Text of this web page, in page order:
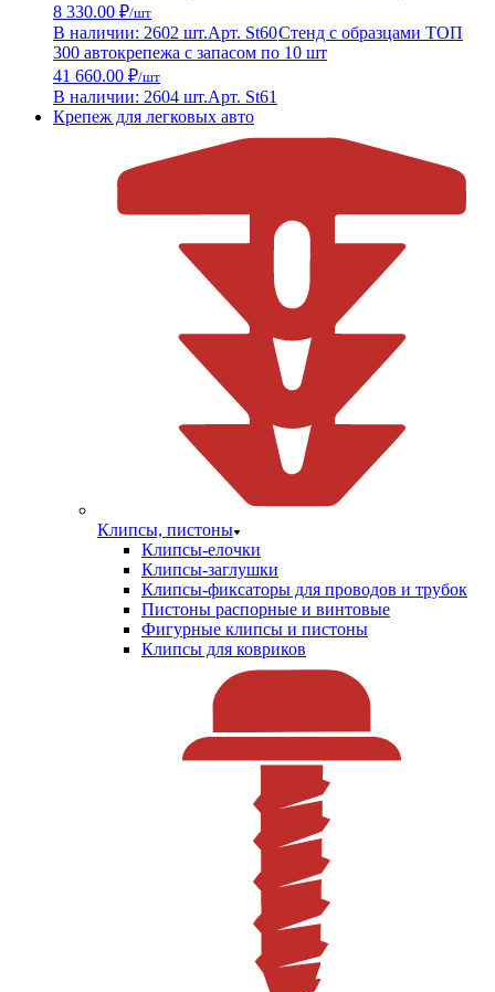
8 330.00 ₽/шт
В наличии: 2602 шт.Арт. St60Стенд с образцами ТОП
300 автокрепежа с запасом по 10 шт
41 660.00 ₽/шт
В наличии: 2604 шт.Арт. St61
Крепеж для легковых авто
Клипсы, пистоны
Клипсы-елочки
Клипсы-заглушки
Клипсы-фиксаторы для проводов и трубок
Пистоны распорные и винтовые
Фигурные клипсы и пистоны
Клипсы для ковриков